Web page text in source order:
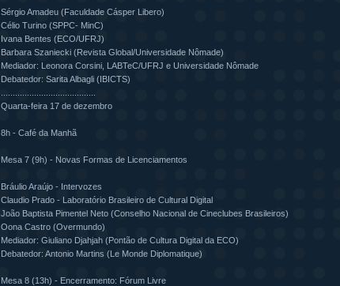
Sérgio Amadeu (Faculdade Cásper Libero)
Célio Turino (SPPC- MinC)
Ivana Bentes (ECO/UFRJ)
Barbara Szaniecki (Revista Global/Universidade Nômade)
Mediador: Leonora Corsini, LABTeC/UFRJ e Universidade Nômade
Debatedor: Sarita Albagli (IBICTS)
Quarta-feira 17 de dezembro
8h - Café da Manhã
Mesa 7 (9h) - Novas Formas de Licenciamentos
Bráulio Araújo - Intervozes
Claudio Prado - Laboratório Brasileiro de Cultural Digital
João Baptista Pimentel Neto (Conselho Nacional de Cineclubes Brasileiros)
Oona Castro (Overmundo)
Mediador: Giuliano Djahjah (Pontão de Cultura Digital da ECO)
Debatedor: Antonio Martins (Le Monde Diplomatique)
Mesa 8 (13h) - Encerramento: Fórum Livre